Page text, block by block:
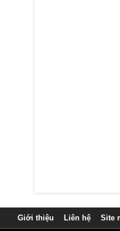
Giới thiệu Liên hệ Site